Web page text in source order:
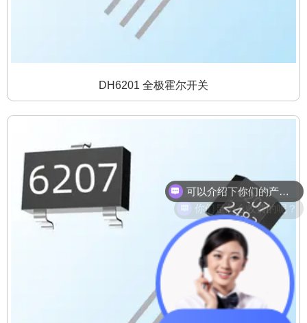
DH6201 全极霍尔开关
你们是怎么收费的呢？